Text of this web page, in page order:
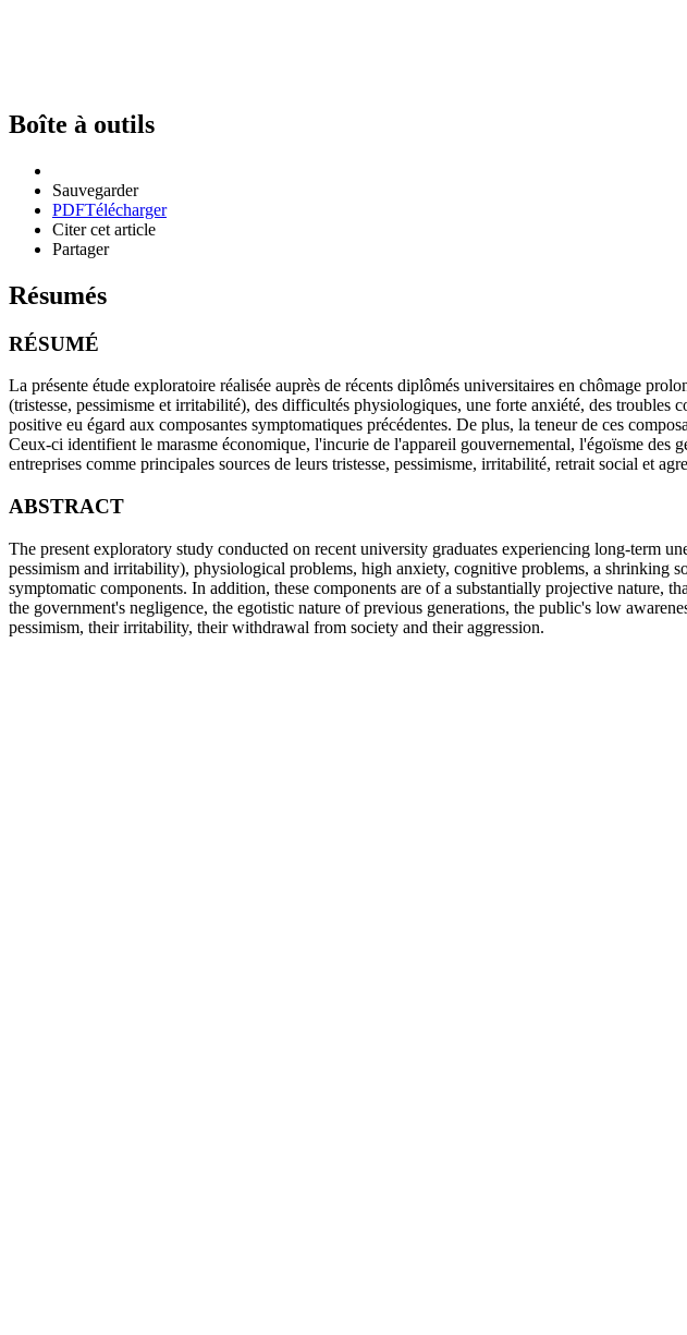
Boîte à outils
Sauvegarder
PDFTélécharger
Citer cet article
Partager
Résumés
RÉSUMÉ
La présente étude exploratoire réalisée auprès de récents diplômés universitaires en chômage
(tristesse, pessimisme et irritabilité), des difficultés physiologiques, une forte anxiété, des
positive eu égard aux composantes symptomatiques précédentes. De plus, la teneur de ces
Ceux-ci identifient le marasme économique, l'incurie de l'appareil gouvernemental, l'égoïsme des
entreprises comme principales sources de leurs tristesse, pessimisme, irritabilité, retrait social et
ABSTRACT
The present exploratory study conducted on recent university graduates experiencing long-term
pessimism and irritability), physiological problems, high anxiety, cognitive problems, a shrinking
symptomatic components. In addition, these components are of a substantially projective nature,
the government's negligence, the egotistic nature of previous generations, the public's low
pessimism, their irritability, their withdrawal from society and their aggression.